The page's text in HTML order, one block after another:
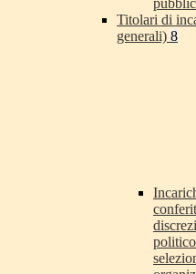
Titolari di
generali) 8